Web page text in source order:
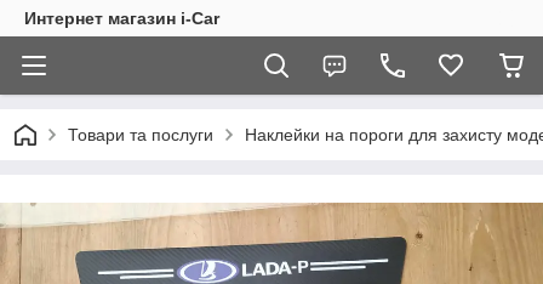
Интернет магазин i-Car
Товари та послуги Наклейки на пороги для захисту